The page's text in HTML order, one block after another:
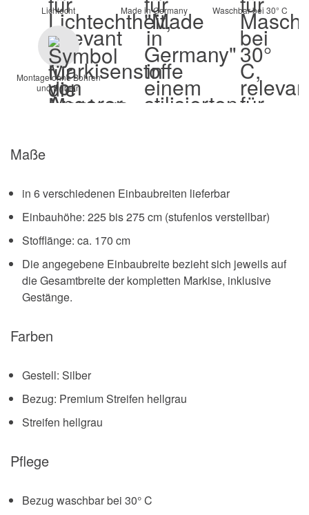
Lichtecht Made in Germany Waschbar bei 30° C
Montage ohne Bohren
und Dübeln
Maße
in 6 verschiedenen Einbaubreiten lieferbar
Einbauhöhe: 225 bis 275 cm (stufenlos verstellbar)
Stofflänge: ca. 170 cm
Die angegebene Einbaubreite bezieht sich jeweils auf
die Gesamtbreite der kompletten Markise, inklusive
Gestänge.
Farben
Gestell: Silber
Bezug: Premium Streifen hellgrau
Streifen hellgrau
Pflege
Bezug waschbar bei 30° C